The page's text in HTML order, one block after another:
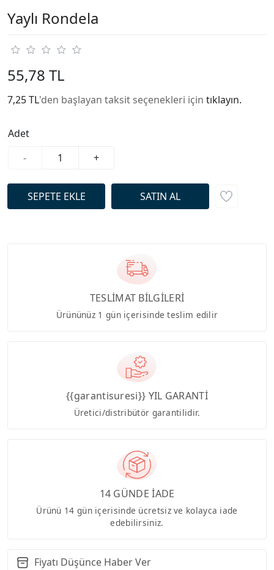
Yaylı Rondela
55,78 TL
7,25 TL'den başlayan taksit seçenekleri için tıklayın.
Adet
-
+
TESLİMAT BİLGİLERİ
Ürününüz 1 gün içerisinde teslim edilir
{{garantisuresi}} YIL GARANTİ
Üretici/distribütör garantilidir.
14 GÜNDE İADE
Ürünü 14 gün içerisinde ücretsiz ve kolayca iade
edebilirsiniz.
Fiyatı Düşünce Haber Ver